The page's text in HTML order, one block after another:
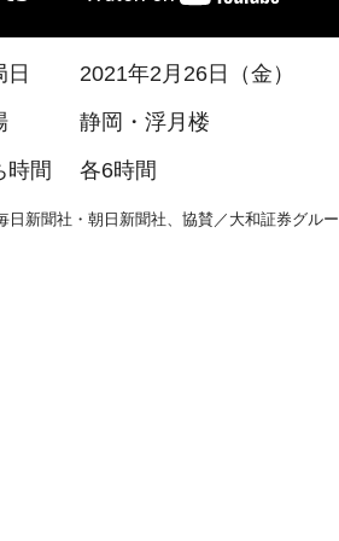
日
2021年2月26日（金）
静岡・浮月楼
時間
各6時間
日新聞社・朝日新聞社、協賛／大和証券グル